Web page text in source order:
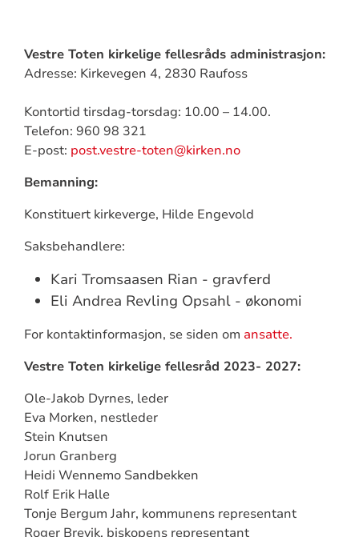
Vestre Toten kirkelige fellesråds administrasjon:
Adresse: Kirkevegen 4, 2830 Raufoss
Kontortid tirsdag-torsdag: 10.00 – 14.00.
Telefon: 960 98 321
E-post: post.vestre-toten@kirken.no
Bemanning:
Konstituert kirkeverge, Hilde Engevold
Saksbehandlere:
Kari Tromsaasen Rian - gravferd
Eli Andrea Revling Opsahl - økonomi
For kontaktinformasjon, se siden om ansatte.
Vestre Toten kirkelige fellesråd 2023- 2027:
Ole-Jakob Dyrnes, leder
Eva Morken, nestleder
Stein Knutsen
Jorun Granberg
Heidi Wennemo Sandbekken
Rolf Erik Halle
Tonje Bergum Jahr, kommunens representant
Roger Brevik, biskopens representant